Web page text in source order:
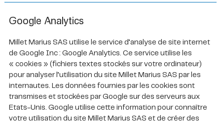
Google Analytics
Millet Marius SAS utilise le service d’analyse de site internet
de Google Inc : Google Analytics. Ce service utilise les
« cookies » (fichiers textes stockés sur votre ordinateur)
pour analyser l’utilisation du site Millet Marius SAS par les
internautes. Les données fournies par les cookies sont
transmises et stockées par Google sur des serveurs aux
Etats-Unis. Google utilise cette information pour connaître
votre utilisation du site Millet Marius SAS et de créer des